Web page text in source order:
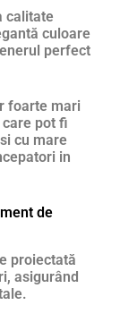
calitate
culoare
perfect
foarte mari
pot fi
cu mare
in
de
proiectată
asigurând